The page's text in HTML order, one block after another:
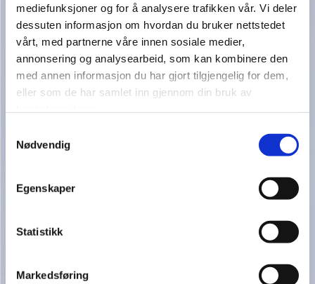
mediefunksjoner og for å analysere trafikken vår. Vi deler
dessuten informasjon om hvordan du bruker nettstedet
vårt, med partnerne våre innen sosiale medier,
annonsering og analysearbeid, som kan kombinere den
med annen informasjon du har gjort tilgjengelig for dem,
eller som de har samlet inn gjennom din bruk av
Nødvendig
Egenskaper
Statistikk
Markedsføring
CR 15079 D H-185MMKR. 69,00
CR 15079 C H-165MMKR. 59,00
CR 15079 B H-140MMKR. 54,00